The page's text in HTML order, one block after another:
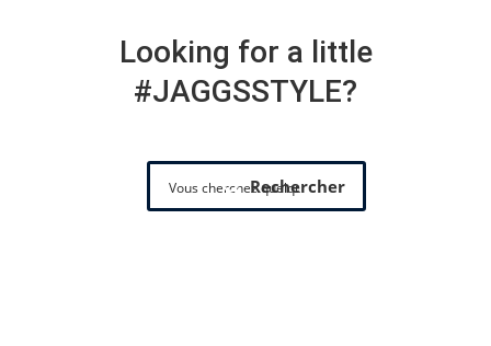
Looking for a little
#JAGGSSTYLE?
Rechercher